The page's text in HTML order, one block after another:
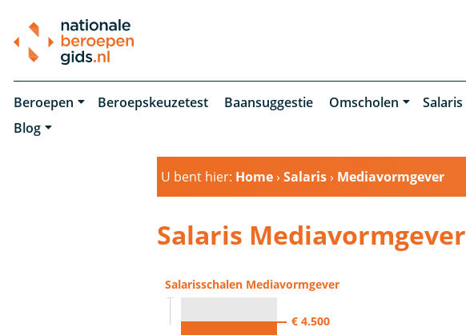
Beroepen Beroepskeuzetest Baansuggestie Omscholen Salaris
Blog
U bent hier: Home›Salaris› Mediavormgever
Salaris Mediavormgever
Salarisschalen Mediavormgever
€ 4.500